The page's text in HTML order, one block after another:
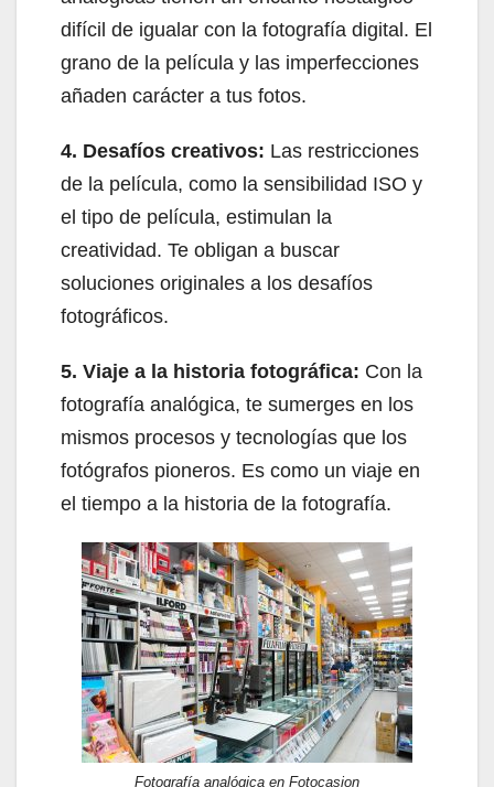
difícil de igualar con la fotografía digital. El
grano de la película y las imperfecciones
añaden carácter a tus fotos.
4. Desafíos creativos: Las restricciones
de la película, como la sensibilidad ISO y
el tipo de película, estimulan la
creatividad. Te obligan a buscar
soluciones originales a los desafíos
fotográficos.
5. Viaje a la historia fotográfica: Con la
fotografía analógica, te sumerges en los
mismos procesos y tecnologías que los
fotógrafos pioneros. Es como un viaje en
el tiempo a la historia de la fotografía.
Fotografía analógica en Fotocasion